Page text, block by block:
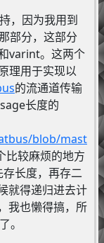
，因为我用到
部分，这部分
varint。这两个
理用于实现以
的流通道传输
长度的
blob/mast
比较麻烦的地方
长度，再存二
就得递归进去计
我也懒得搞，所
。